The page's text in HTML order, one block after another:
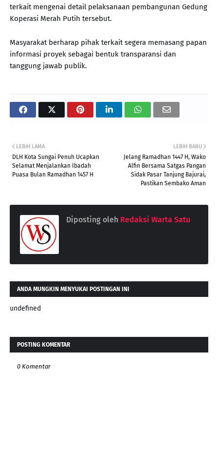
terkait mengenai detail pelaksanaan pembangunan Gedung
Koperasi Merah Putih tersebut.
Masyarakat berharap pihak terkait segera memasang papan
informasi proyek sebagai bentuk transparansi dan
tanggung jawab publik.
LEBIH BARU
Jelang Ramadhan 1447 H, Wako
Alfin Bersama Satgas Pangan
Sidak Pasar Tanjung Bajurai,
Pastikan Sembako Aman
LEBIH LAMA
DLH Kota Sungai Penuh Ucapkan
Selamat Menjalankan Ibadah
Puasa Bulan Ramadhan 1457 H
Diposting oleh Redaksi Warta Satu
ANDA MUNGKIN MENYUKAI POSTINGAN INI
undefined
POSTING KOMENTAR
0 Komentar